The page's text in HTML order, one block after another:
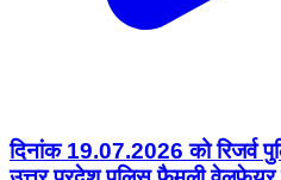
दिनांक 19.07.2026 को रिजर्व